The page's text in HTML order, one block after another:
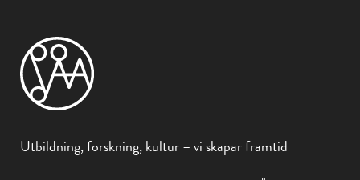
Utbildning, forskning, kultur – vi skapar framtid